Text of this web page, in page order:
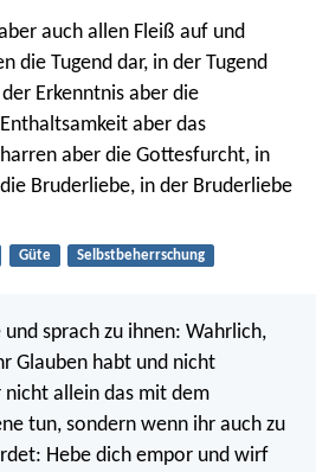
auch allen Fleiß auf und
die Tugend dar, in der Tugend
Erkenntnis aber die
aber das
aber die Gottesfurcht, in
Bruderliebe, in der Bruderliebe
Güte Selbstbeherrschung
sprach zu ihnen: Wahrlich,
Glauben habt und nicht
allein das mit dem
tun, sondern wenn ihr auch zu
Hebe dich empor und wirf